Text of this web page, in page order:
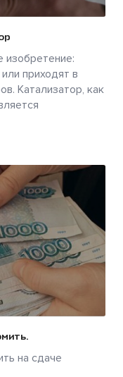
изобретение:
приходят в
Катализатор, как
на сдаче